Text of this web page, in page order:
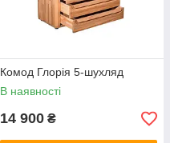
Комод Глорія 5-шухляд
В наявності
14 900 ₴